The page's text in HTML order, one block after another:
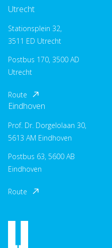
Utrecht
Stationsplein 32,
3511 ED Utrecht
Postbus 170, 3500 AD
Utrecht
Route
Eindhoven
Prof. Dr. Dorgelolaan 30,
5613 AM Eindhoven
Postbus 63, 5600 AB
Eindhoven
Route